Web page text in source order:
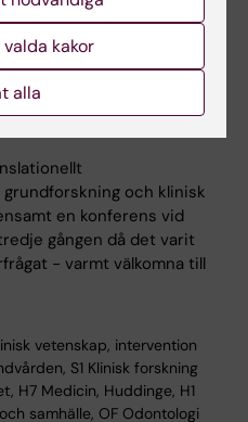
och klinisk
en konferens vid
gången då det varit
- varmt välkomna till
vetenskap, intervention
S1 Klinisk forskning
H7 Medicin, Huddinge, H1
samhälle, OF Odontologi
kakor
alla